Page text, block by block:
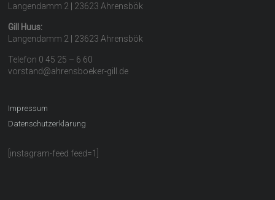
Langendamm 2 | 23623 Ahrensbök
Gill Huus:
Langendamm 2 | 23623 Ahrensbök
Telefon 0 45 25 – 6 60
vorstand@ahrensboeker-gill.de
Impressum
Datenschutzerklärung
[instagram-feed feed=1]